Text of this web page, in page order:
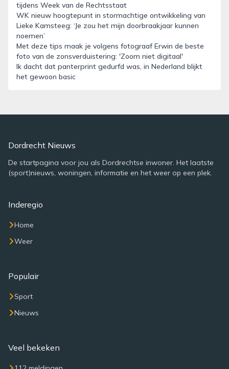
tijdens Week van de Rechtsstaat
WK nieuw hoogtepunt in stormachtige ontwikkeling van
Lieke Kamsteeg: ‘Je zou het mijn doorbraakjaar kunnen
noemen’
Met deze tips maak je volgens fotograaf Erwin de beste
foto van de zonsverduistering: 'Zoom niet digitaal'
Ik dacht dat panterprint gedurfd was, in Nederland blijkt
het gewoon basic
Dordrecht Nieuws
De startpagina voor jou als Dordrechtse inwoner. Het laatste
(sport)nieuws, woningen, informatie en het weer op een plek.
Inderegio
Home
Weer
Populair
Sport
Nieuws
Veel bekeken